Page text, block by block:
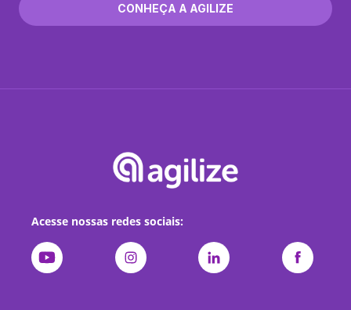
CONHEÇA A AGILIZE
Acesse nossas redes sociais: